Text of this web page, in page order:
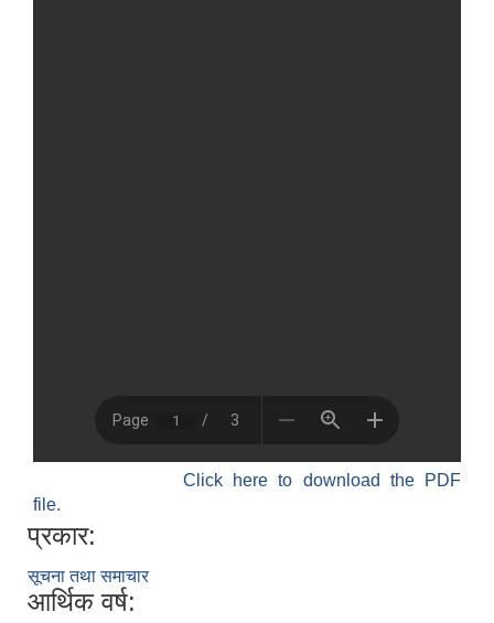
Click here to download the PDF
file.
प्रकार:
सूचना तथा समाचार
आर्थिक वर्ष: